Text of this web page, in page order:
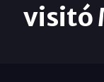
visitó